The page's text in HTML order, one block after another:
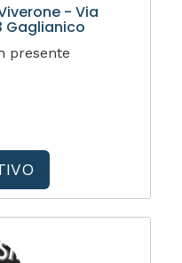
- Via
Gaglianico
presente